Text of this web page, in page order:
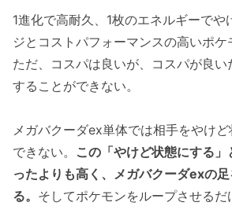
1進化で高耐久、1枚のエネルギーで
ジとコストパフォーマンスの高いポケ
ただ、コスパは良いが、コスパが良
することができない。
メガバクーダex単体では相手をやけ
できない。 この「やけど状態にする
ったよりも高く、メガバクーダexの
る。 そしてポケモンをループさせる